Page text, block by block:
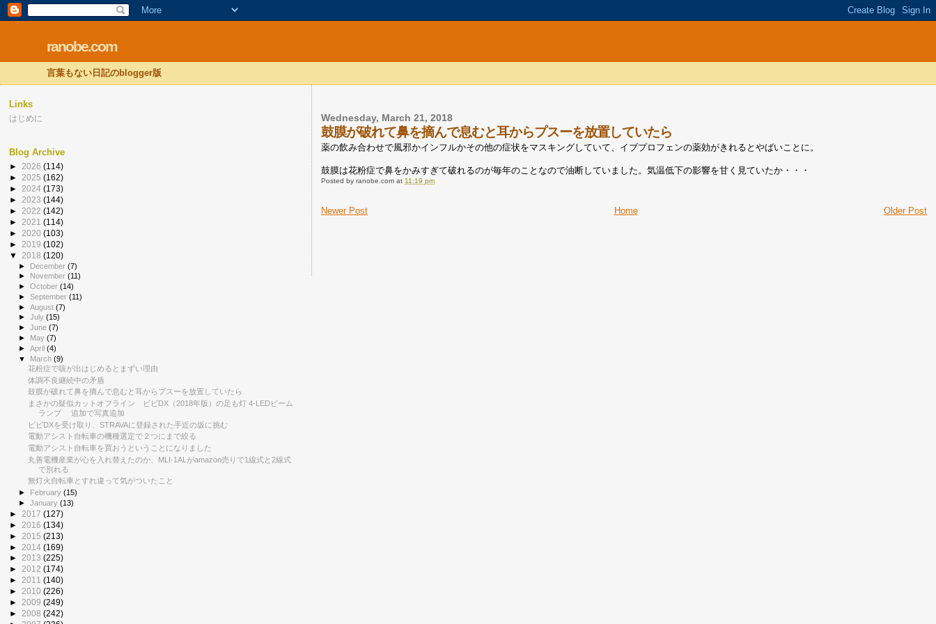
ranobe.com
言葉もない日記のblogger版
Wednesday, March 21, 2018
鼓膜が破れて鼻を摘んで息むと耳からプスーを放置していたら
薬の飲み合わせで風邪かインフルかその他の症状をマスキングしていて、イブプロフェンの薬効がきれるとやばいことに。
鼓膜は花粉症で鼻をかみすぎて破れるのが毎年のことなので油断していました。気温低下の影響を甘く見ていたか・・・
Posted byranobe.com at 11:19 pm
Newer Post Older Post
Home
Links
はじめに
Blog Archive
► 2026 (114)
► 2025 (162)
► 2024 (173)
► 2023 (144)
► 2022 (142)
► 2021 (114)
► 2020 (103)
► 2019 (102)
▼ 2018 (120)
► December(7)
►
November(11)
►October(14)
►September(11)
►August(7)
►July(15)
►June(7)
► May(7)
►April(4)
▼ March(9)
花粉症で咳が出はじめるとまずい理由
体調不良継続中の矛盾
鼓膜が破れて鼻を摘んで息むと耳からプスーを放置していたら
まさかの疑似カットオフライン ビビDX（2018年版）の足も灯 4-LEDビーム
ランプ 追加で写真追加
ビビDXを受け取り、STRAVAに登録された手近の坂に挑む
電動アシスト自転車の機種選定で２つにまで絞る
電動アシスト自転車を買おうということになりました
丸善電機産業が心を入れ替えたのか、MLI-1ALがamazon売りで1線式と2線式
で別れる
無灯火自転車とすれ違って気がついたこと
► February(15)
►January(13)
► 2017 (127)
► 2016 (134)
► 2015 (213)
► 2014 (169)
► 2013 (225)
► 2012 (174)
► 2011 (140)
► 2010 (226)
► 2009 (249)
► 2008 (242)